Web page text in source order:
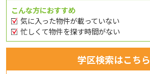
こんな方におすすめ
気に入った物件が載っていない
忙しくて物件を探す時間がない
学区検索はこちら